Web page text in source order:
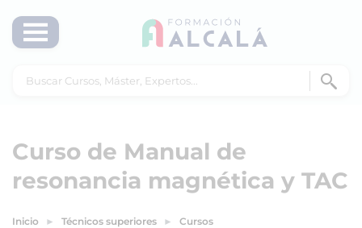
Curso de Manual de
resonancia magnética y TAC
Inicio Técnicos superiores
Cursos